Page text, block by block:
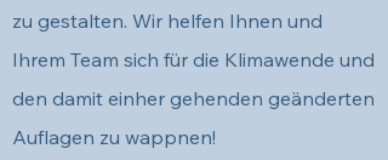
zu gestalten. Wir helfen Ihnen und
Ihrem Team sich für die Klimawende und
den damit einher gehenden geänderten
Auflagen zu wappnen!​